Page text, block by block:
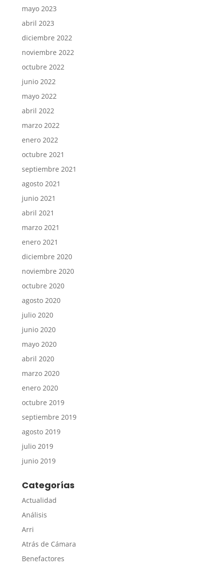
mayo 2023
abril 2023
diciembre 2022
noviembre 2022
octubre 2022
junio 2022
mayo 2022
abril 2022
marzo 2022
enero 2022
octubre 2021
septiembre 2021
agosto 2021
junio 2021
abril 2021
marzo 2021
enero 2021
diciembre 2020
noviembre 2020
octubre 2020
agosto 2020
julio 2020
junio 2020
mayo 2020
abril 2020
marzo 2020
enero 2020
octubre 2019
septiembre 2019
agosto 2019
julio 2019
junio 2019
Categorías
Actualidad
Análisis
Arri
Atrás de Cámara
Benefactores